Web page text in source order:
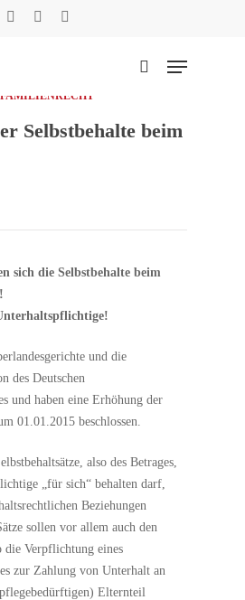
Menu
FAMILIENRECHT
Selbstbehalte beim
sich die Selbstbehalte beim
und die
des Deutschen
und haben eine Erhöhung der
01.01.2015 beschlossen.
also des Betrages,
„für sich“ behalten darf,
Beziehungen
sollen vor allem auch den
die Verpflichtung eines
zur Zahlung von Unterhalt an
Elternteil